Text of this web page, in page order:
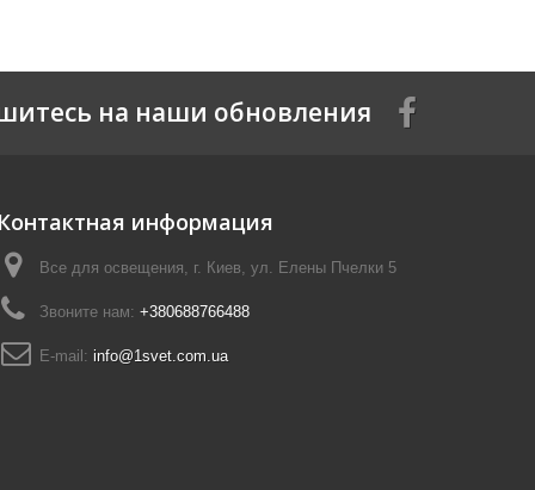
на наши обновления
Контактная информация
Все для освещения, г. Киев, ул. Елены Пчелки 5
Звоните нам: +380688766488
E-mail: info@1svet.com.ua